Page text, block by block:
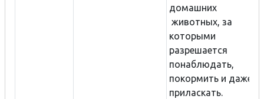
домашних
животных, за
которыми
разрешается
понаблюдать,
покормить и даже
приласкать.